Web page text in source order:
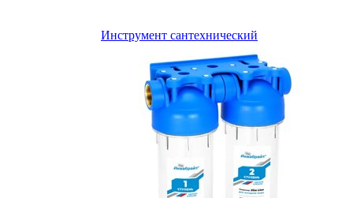
Инструмент сантехнический